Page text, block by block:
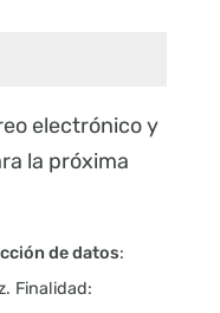
electrónico y
la próxima
de datos:
Finalidad: